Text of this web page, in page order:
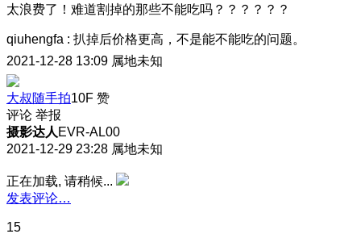
太浪费了！难道割掉的那些不能吃吗？？？？？？
qiuhengfa : 扒掉后价格更高，不是能不能吃的问题。
2021-12-28 13:09 属地未知
大叔随手拍10F 赞
评论 举报
摄影达人 EVR-AL00
2021-12-29 23:28 属地未知
正在加载, 请稍候...
发表评论…
15